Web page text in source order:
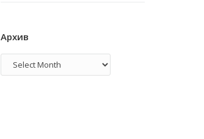
Архив
Архив